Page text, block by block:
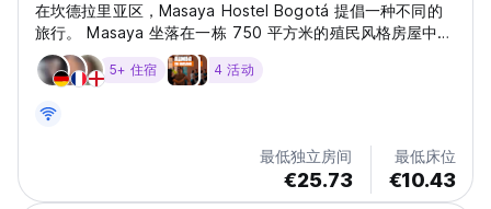
在坎德拉里亚区，Masaya Hostel Bogotá 提倡一种不同的
旅行。 Masaya 坐落在一栋 750 平方米的殖民风格房屋中，
让您真正沉浸在哥伦比亚文化之中；风格、服务和舒适。
5+ 住宿 4 活动
最低独立房间
€25.73
最低床位
€10.43